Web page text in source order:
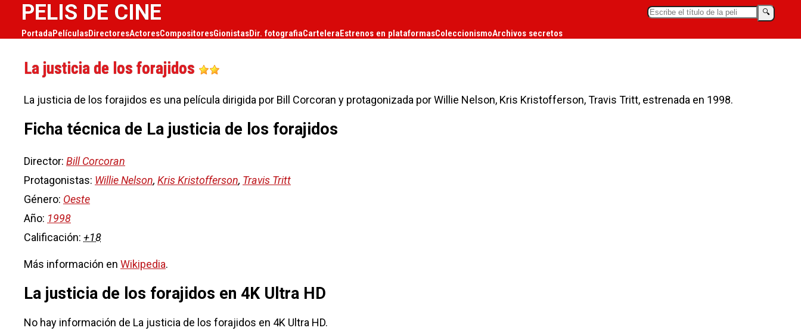
PELIS DE CINE 🔍︎
PortadaPelículasDirectoresActoresCompositoresGionistasDir. fotografiaCarteleraEstrenos en plataformasColeccionismoArchivos secretos
La justicia de los forajidos
La justicia de los forajidos es una película dirigida por Bill Corcoran y protagonizada por Willie Nelson, Kris Kristofferson, Travis Tritt, estrenada en 1998.
Ficha técnica de La justicia de los forajidos
Director: Bill Corcoran
Protagonistas: Willie Nelson, Kris Kristofferson, Travis Tritt
Género: Oeste
Año: 1998
Calificación: +18
Más información en Wikipedia.
La justicia de los forajidos en 4K Ultra HD
No hay información de La justicia de los forajidos en 4K Ultra HD.